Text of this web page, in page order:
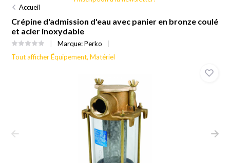
Accueil
Crépine d'admission d'eau avec panier en bronze coulé
et acier inoxydable
Marque:Perko
Tout afficher Équipement, Matériel